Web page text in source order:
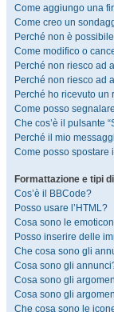
Come aggiungo una
Come creo un
Perché non è
Come modifico o
Perché non riesco ad
Perché non riesco ad
Perché ho ricevuto un
Come posso
Che cos’è il pulsante
Perché il mio
Come posso spostare
Formattazione e tipi
Cos’è il BBCode?
Posso usare l’HTML?
Cosa sono le
Posso inserire delle
Che cosa sono gli
Cosa sono gli
Cosa sono gli
Cosa sono gli
Che cosa sono le